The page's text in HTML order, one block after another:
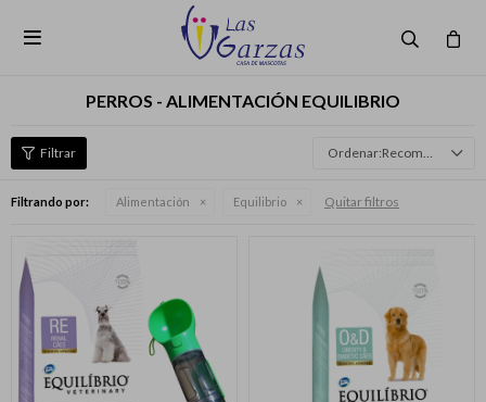

PERROS - ALIMENTACIÓN EQUILIBRIO
Recomendados
Filtrando por: Alimentación Equilibrio Quitar filtros